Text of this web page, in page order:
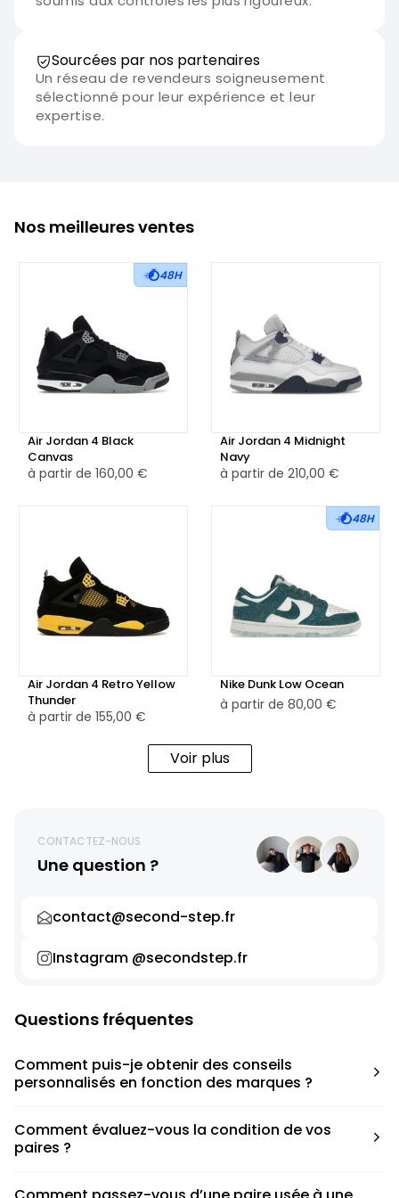
Sourcées par nos partenaires
Un réseau de revendeurs soigneusement
sélectionné pour leur expérience et leur
expertise.
Nos meilleures ventes
48H
Air Jordan 4 Black
Canvas
à partir de 160,00 €
Air Jordan 4 Midnight
Navy
à partir de 210,00 €
Air Jordan 4 Retro Yellow
Thunder
à partir de 155,00 €
48H
Nike Dunk Low Ocean
à partir de 80,00 €
Voir plus
CONTACTEZ-NOUS
Une question ?
contact@second-step.fr
Instagram @secondstep.fr
Questions fréquentes
Comment puis-je obtenir des conseils
personnalisés en fonction des marques ?
pour déterminer la taille appropriée, que ce soit une taille
en dessous, au-dessus ou correspondant à votre taille
Comment évaluez-vous la condition de vos
paires ?